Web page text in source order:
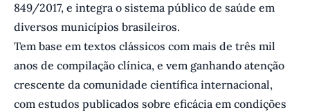
849/2017, e integra o sistema público de saúde em
diversos municípios brasileiros.
Tem base em textos clássicos com mais de três mil
anos de compilação clínica, e vem ganhando atenção
crescente da comunidade científica internacional,
com estudos publicados sobre eficácia em condições